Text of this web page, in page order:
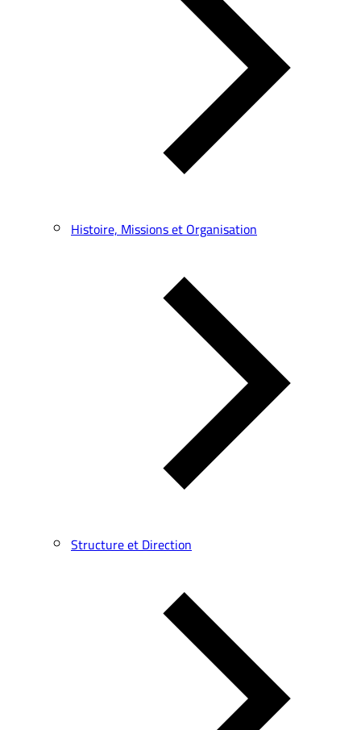
Histoire, Missions et Organisation
Structure et Direction